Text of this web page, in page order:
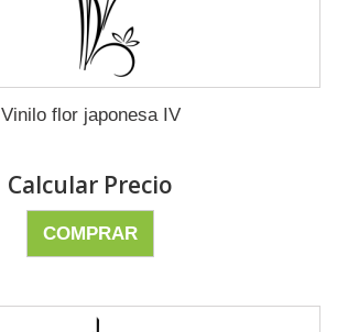
Vinilo flor japonesa IV
Calcular Precio
COMPRAR